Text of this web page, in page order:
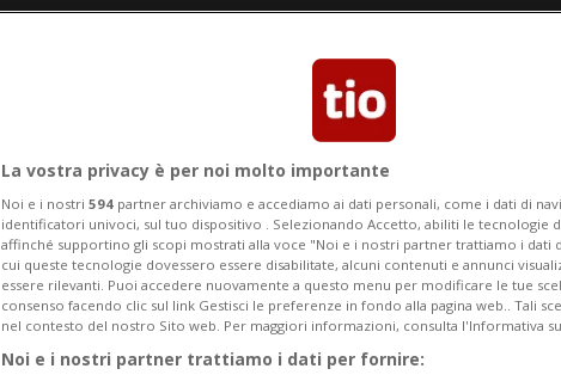
La vostra privacy è per noi molto importante
Noi e i nostri 594 partner archiviamo e accediamo ai dati personali, come i dati di
identificatori univoci, sul tuo dispositivo . Selezionando Accetto, abiliti le tecnologie
affinché supportino gli scopi mostrati alla voce "Noi e i nostri partner trattiamo i dati
cui queste tecnologie dovessero essere disabilitate, alcuni contenuti e annunci
essere rilevanti. Puoi accedere nuovamente a questo menu per modificare le tue
consenso facendo clic sul link Gestisci le preferenze in fondo alla pagina web.. Tali
nel contesto del nostro Sito web. Per maggiori informazioni, consulta l'Informativa
Noi e i nostri partner trattiamo i dati per fornire: